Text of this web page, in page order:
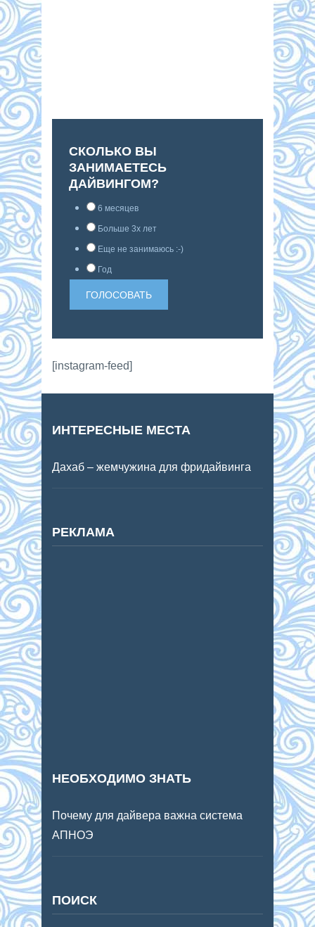
СКОЛЬКО ВЫ
ЗАНИМАЕТЕСЬ
ДАЙВИНГОМ?
6 месяцев
Больше 3х лет
Еще не занимаюсь :-)
Год
[instagram-feed]
ИНТЕРЕСНЫЕ МЕСТА
Дахаб – жемчужина для фридайвинга
РЕКЛАМА
НЕОБХОДИМО ЗНАТЬ
Почему для дайвера важна система
АПНОЭ
ПОИСК